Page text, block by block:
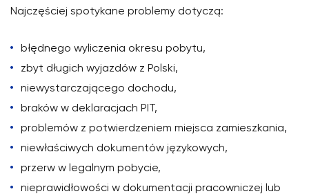
Najczęściej spotykane problemy dotyczą:
błędnego wyliczenia okresu pobytu,
zbyt długich wyjazdów z Polski,
niewystarczającego dochodu,
braków w deklaracjach PIT,
problemów z potwierdzeniem miejsca zamieszkania,
niewłaściwych dokumentów językowych,
przerw w legalnym pobycie,
nieprawidłowości w dokumentacji pracowniczej lub